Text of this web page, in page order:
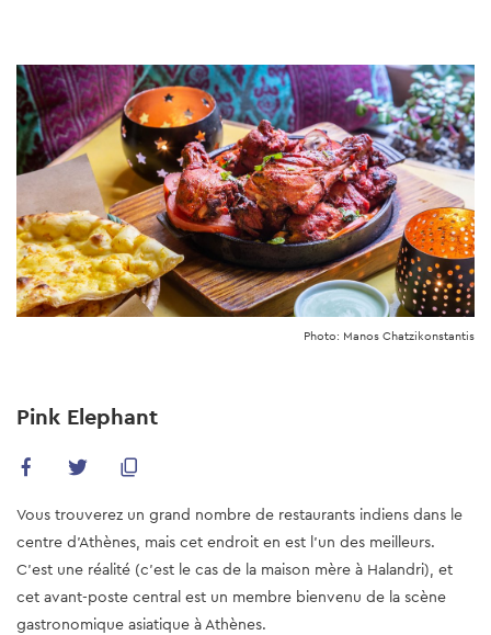
to
main
content
Photo: Manos Chatzikonstantis
Pink Elephant
Vous trouverez un grand nombre de restaurants indiens dans le
centre d’Athènes, mais cet endroit en est l’un des meilleurs.
C’est une réalité (c’est le cas de la maison mère à Halandri), et
cet avant-poste central est un membre bienvenu de la scène
gastronomique asiatique à Athènes.